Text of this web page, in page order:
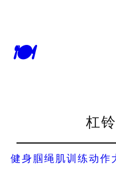
🍽
杠
健身腘绳肌训练动作